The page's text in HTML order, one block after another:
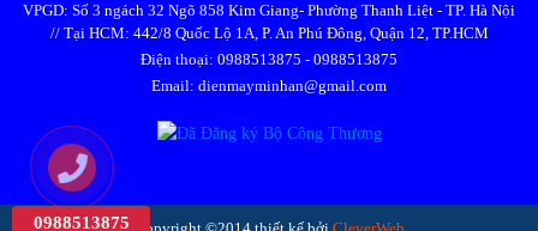
VPGD: Số 3 ngách 32 Ngõ 858 Kim Giang- Phường Thanh Liệt - TP. Hà Nội
// Tại HCM: 442/8 Quốc Lộ 1A, P. An Phú Đông, Quận 12, TP.HCM
Điện thoại: 0988513875 - 0988513875
Email: dienmayminhan@gmail.com
0988513875